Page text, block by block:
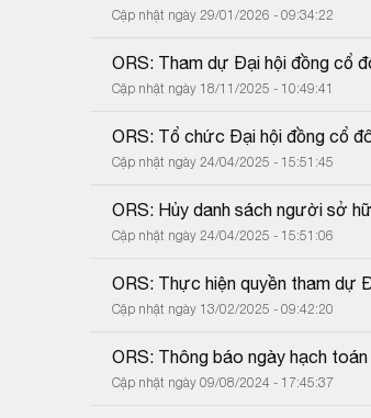
Cập nhật ngày 29/01/2026 - 09:34:22
ORS: Tham dự Đại hội đồng cổ
Cập nhật ngày 18/11/2025 - 10:49:41
ORS: Tổ chức Đại hội đồng cổ
Cập nhật ngày 24/04/2025 - 15:51:45
ORS: Hủy danh sách người sở
Cập nhật ngày 24/04/2025 - 15:51:06
ORS: Thực hiện quyền tham dự
Cập nhật ngày 13/02/2025 - 09:42:20
ORS: Thông báo ngày hạch
Cập nhật ngày 09/08/2024 - 17:45:37